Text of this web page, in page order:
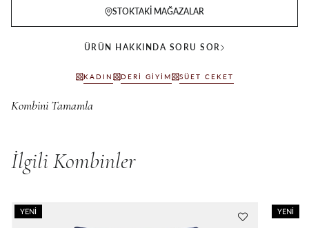
STOKTAKI MAĞAZALAR
ÜRÜN HAKKINDA SORU SOR
KADIN DERI GIYIM SÜET CEKET
İlgili Kombinler
YENI
YENI